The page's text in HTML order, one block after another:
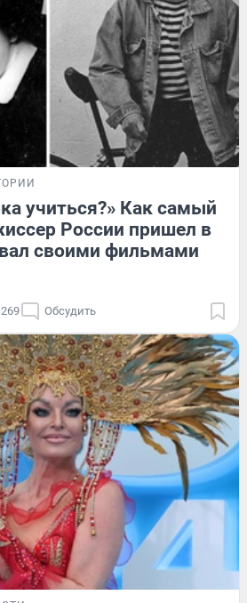
учиться?» Как самый
России пришел в
своими фильмами
269 Обсудить